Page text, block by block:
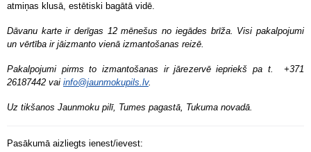
atmiņas klusā, estētiski bagātā vidē.
Dāvanu karte ir derīgas 12 mēnešus no iegādes brīža. Visi pakalpojumi
un vērtība ir jāizmanto vienā izmantošanas reizē.
Pakalpojumi pirms to izmantošanas ir jārezervē iepriekš pa t. +371
26187442 vai info@jaunmokupils.lv.
Uz tikšanos Jaunmoku pilī, Tumes pagastā, Tukuma novadā.
Pasākumā aizliegts ienest/ievest: